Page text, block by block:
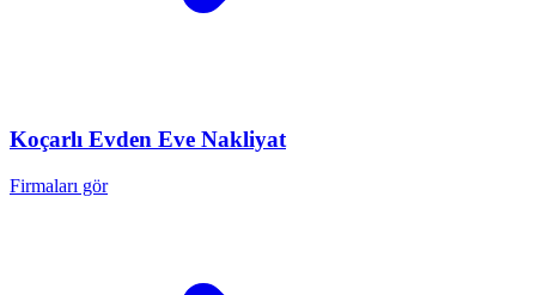
Koçarlı Evden Eve Nakliyat
Firmaları gör